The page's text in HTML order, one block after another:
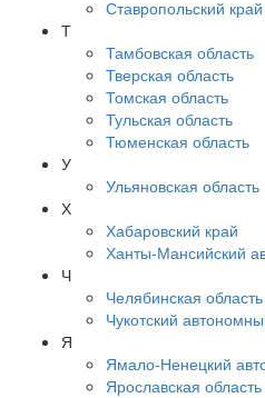
Ставропольский край
Т
Тамбовская область
Тверская область
Томская область
Тульская область
Тюменская область
У
Ульяновская область
Х
Хабаровский край
Ханты-Мансийский
Ч
Челябинская область
Чукотский
Я
Ямало-Ненецкий
Ярославская область